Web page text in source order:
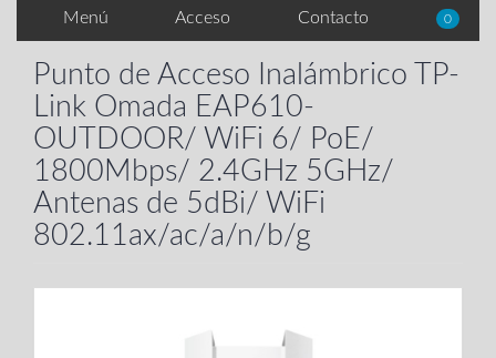
Menú Acceso Contacto 0
Punto de Acceso Inalámbrico TP-
Link Omada EAP610-
OUTDOOR/ WiFi 6/ PoE/
1800Mbps/ 2.4GHz 5GHz/
Antenas de 5dBi/ WiFi
802.11ax/ac/a/n/b/g